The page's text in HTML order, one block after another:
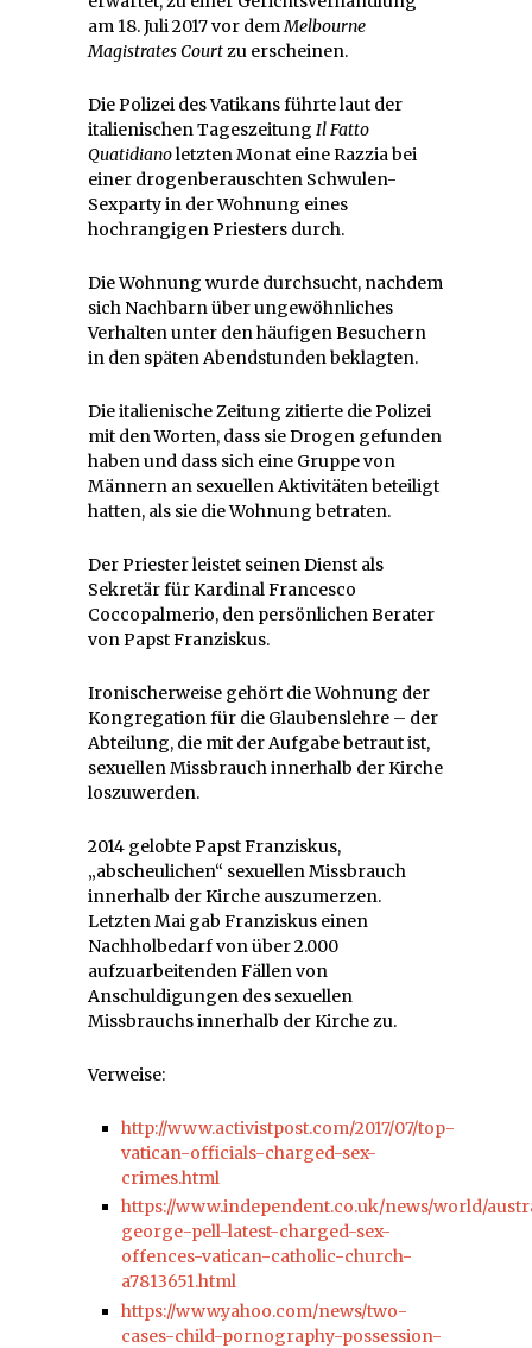
am 18. Juli 2017 vor demMelbourne
Magistrates Courtzu erscheinen.
Die Polizei des Vatikans führte laut der
italienischen Tageszeitung Il Fatto
Quatidianoletzten Monat eine Razzia bei
einer drogenberauschten Schwulen-
Sexparty in der Wohnung eines
hochrangigen Priesters durch.
Die Wohnung wurde durchsucht, nachdem
sich Nachbarn über ungewöhnliches
Verhalten unter den häufigen Besuchern
in den späten Abendstunden beklagten.
Die italienische Zeitung zitierte die Polizei
mit den Worten, dass sie Drogen gefunden
haben und dass sich eine Gruppe von
Männern an sexuellen Aktivitäten beteiligt
hatten, als sie die Wohnung betraten.
Der Priester leistet seinen Dienst als
Sekretär für Kardinal Francesco
Coccopalmerio, den persönlichen Berater
von Papst Franziskus.
Ironischerweise gehört die Wohnung der
Kongregation für die Glaubenslehre – der
Abteilung, die mit der Aufgabe betraut ist,
sexuellen Missbrauch innerhalb der Kirche
loszuwerden.
2014 gelobte Papst Franziskus,
„abscheulichen“ sexuellen Missbrauch
innerhalb der Kirche auszumerzen.
Letzten Mai gab Franziskus einen
Nachholbedarf von über 2.000
aufzuarbeitenden Fällen von
Anschuldigungen des sexuellen
Missbrauchs innerhalb der Kirche zu.
Verweise:
http://www.activistpost.com/2017/07/top-
vatican-officials-charged-sex-
crimes.html
https://www.independent.co.uk/news/world/
george-pell-latest-charged-sex-
offences-vatican-catholic-church-
a7813651.html
https://www.yahoo.com/news/two-
cases-child-pornography-possession-